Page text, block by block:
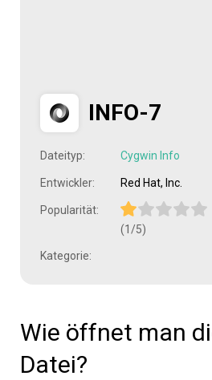
INFO-7
Dateityp: Cygwin Info
Entwickler: Red Hat, Inc.
Popularität:
(1/5)
Kategorie:
Wie öffnet man
Datei?